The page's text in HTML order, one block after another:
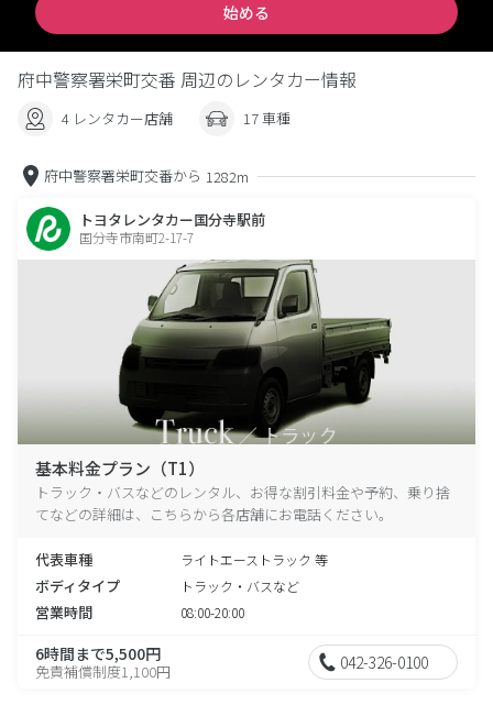
始める
府中警察署栄町交番 周辺のレンタカー情報
4 レンタカー店舗 17 車種
府中警察署栄町交番から 1282m
トヨタレンタカー国分寺駅前
国分寺市南町2-17-7
基本料金プラン（T1）
トラック・バスなどのレンタル、お得な割引料金や予約、乗り捨
てなどの詳細は、こちらから各店舗にお電話ください。
代表車種 ライトエーストラック 等
ボディタイプ トラック・バスなど
営業時間 08:00-20:00
6時間まで5,500円
免責補償制度1,100円 042-326-0100